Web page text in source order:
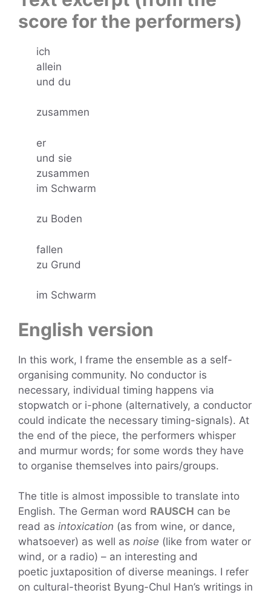
score for the performers)
ich
allein
und du
zusammen
er
und sie
zusammen
im Schwarm
zu Boden
fallen
zu Grund
im Schwarm
English version
In this work, I frame the ensemble as a self-
organising community. No conductor is
necessary, individual timing happens via
stopwatch or i-phone (alternatively, a conductor
could indicate the necessary timing-signals). At
the end of the piece, the performers whisper
and murmur words; for some words they have
to organise themselves into pairs/groups.
The title is almost impossible to translate into
English. The German word RAUSCH can be
read as intoxication (as from wine, or dance,
whatsoever) as well as noise (like from water or
wind, or a radio) – an interesting and
poetic juxtaposition of diverse meanings. I refer
on cultural-theorist Byung-Chul Han’s writings in